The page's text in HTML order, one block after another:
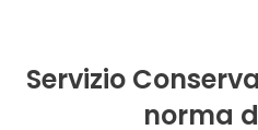
Servizio
norma